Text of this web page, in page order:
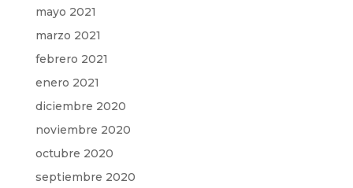
mayo 2021
marzo 2021
febrero 2021
enero 2021
diciembre 2020
noviembre 2020
octubre 2020
septiembre 2020